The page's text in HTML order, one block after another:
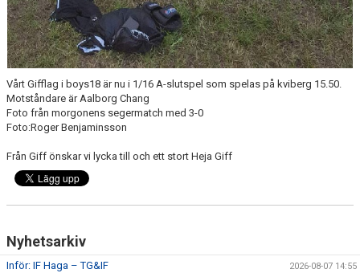
Vårt Gifflag i boys18 är nu i 1/16 A-slutspel som spelas på kviberg 15.50.
Motståndare är Aalborg Chang
Foto från morgonens segermatch med 3-0
Foto:Roger Benjaminsson
Från Giff önskar vi lycka till och ett stort Heja Giff
Nyhetsarkiv
Inför: IF Haga – TG&IF 2026-08-07 14:55